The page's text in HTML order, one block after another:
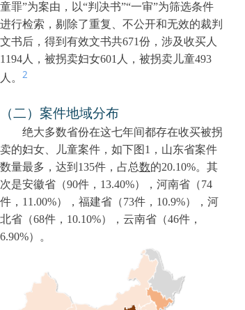
童罪”为案由，以“判决书”“一审”为筛选条件
进行检索， 剔除了重复、不公开和无效的裁判
文书后，得到 有效文书共671份 ，涉及收买人
1 194 人，被拐卖妇女601 人，被拐卖儿童493
人。 2
（二）案件地域分布
绝大多数省份在这七年间都存在收买被拐
卖的妇女、儿童案件，如下图1，山东省案件
数量最多，达到135件，占总数的20.10%。其
次是安徽省（90件， 13.40%），河南省（74
件，11.00%），福建省（73件，10.9%），河
北省（68件，10.10%），云南省（46件，
6.90%）。